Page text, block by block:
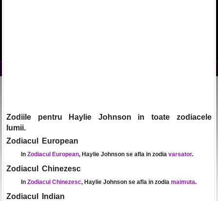
Zodiile pentru Haylie Johnson in toate zodiacele
lumii.
Zodiacul European
In Zodiacul European, Haylie Johnson se afla in zodia varsator.
Zodiacul Chinezesc
In Zodiacul Chinezesc, Haylie Johnson se afla in zodia maimuta.
Zodiacul Indian